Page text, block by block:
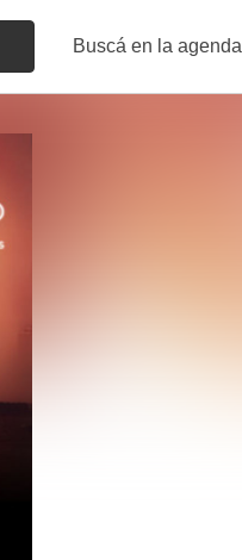
Buscá en la agenda